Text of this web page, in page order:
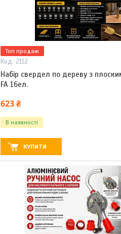
Топ продаж
2112
Набір свердел по дереву з
FA 16ел.
623 ₴
В наявності
КУПИТИ